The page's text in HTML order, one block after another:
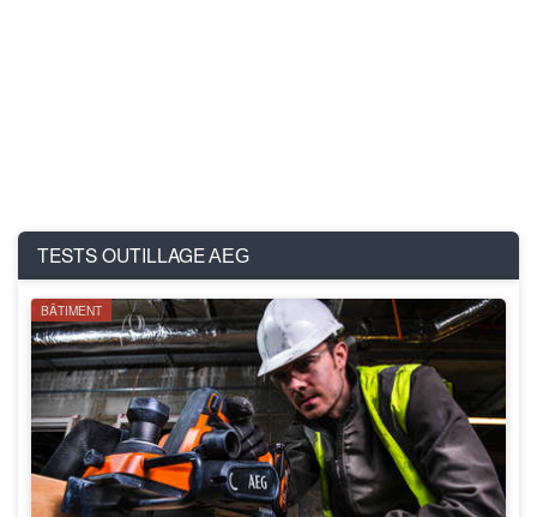
TESTS OUTILLAGEAEG
BÂTIMENT